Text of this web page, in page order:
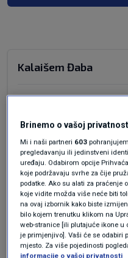
Kalaišem Đaba
uvik unaj u koga je gol
susid,unda rvacke
dejstvovati.Tako je
naš Baandić bija živ,a
vidimo.Šteta,pica i
Brinemo o vašoj
Mi i naši partneri 603
pregledavanju ili jedinstveni
uređaju. Odabirom opcije
koje podržavaju svrhe za čije
podatke. Ako su alati za praćenje
koje vidite možda više neće biti
na ovaj izbornik kako biste
bilo kojem trenutku klikom na
web-stranice [ili plutajuće ikone
je primjenjivo]. Vaši će se odabiri
mjesto. Za više pojedinosti
informacije o vašoj privatnosti